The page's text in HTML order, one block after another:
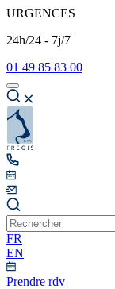
URGENCES
24h/24 - 7j/7
01 49 85 83 00
FR
EN
Prendre rdv